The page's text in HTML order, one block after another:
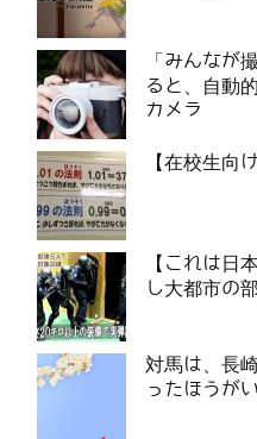
「みんなが
ると、自動
カメラ
【在校生向
【これは日
し大都市の
対馬は、長
ったほうが